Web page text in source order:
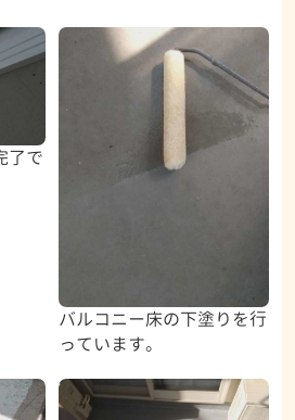
了で
バルコニー床の下塗りを行
っています。